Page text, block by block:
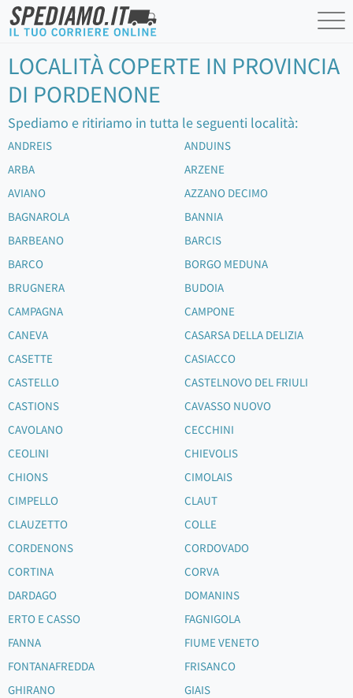
LOCALITÀ COPERTE IN PROVINCIA
DI PORDENONE
Spediamo e ritiriamo in tutta le seguenti località:
ANDREIS
ANDUINS
ARBA
ARZENE
AVIANO
AZZANO DECIMO
BAGNAROLA
BANNIA
BARBEANO
BARCIS
BARCO
BORGO MEDUNA
BRUGNERA
BUDOIA
CAMPAGNA
CAMPONE
CANEVA
CASARSA DELLA DELIZIA
CASETTE
CASIACCO
CASTELLO
CASTELNOVO DEL FRIULI
CASTIONS
CAVASSO NUOVO
CAVOLANO
CECCHINI
CEOLINI
CHIEVOLIS
CHIONS
CIMOLAIS
CIMPELLO
CLAUT
CLAUZETTO
COLLE
CORDENONS
CORDOVADO
CORTINA
CORVA
DARDAGO
DOMANINS
ERTO E CASSO
FAGNIGOLA
FANNA
FIUME VENETO
FONTANAFREDDA
FRISANCO
GHIRANO
GIAIS